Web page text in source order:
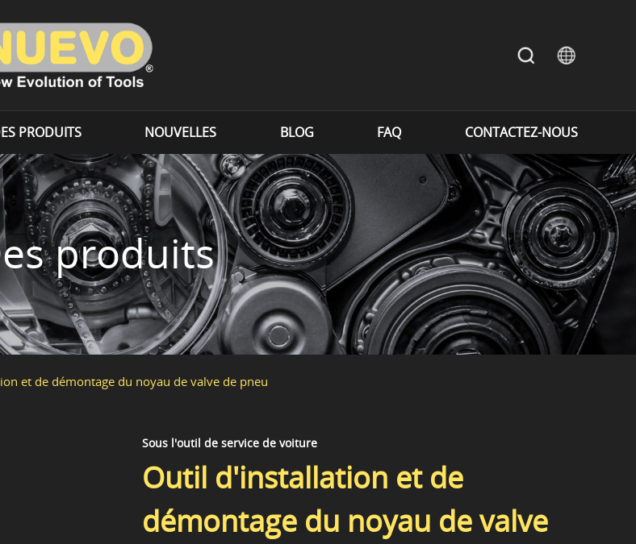
PRODUITS NOUVELLES BLOG FAQ CONTACTEZ-NOUS
produits
et de démontage du noyau de valve de pneu
Sous l'outil de service de voiture
Outil d'installation et de
démontage du noyau de valve